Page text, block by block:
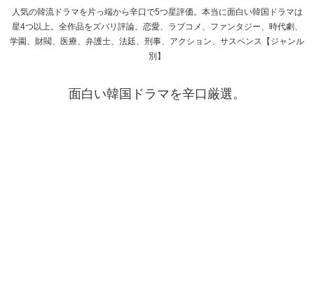
人気の韓流ドラマを片っ端から辛口で5つ星評価。本当に面白い韓国ドラマは
星4つ以上。全作品をズバリ評論。恋愛、ラブコメ、ファンタジー、時代劇、
学園、財閥、医療、弁護士、法廷、刑事、アクション、サスペンス【ジャンル
別】
面白い韓国ドラマを辛口厳選。